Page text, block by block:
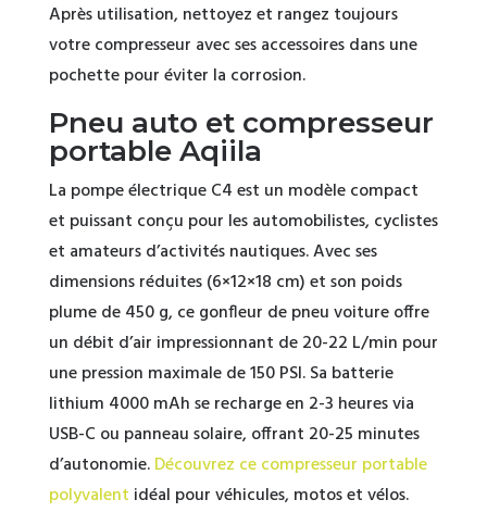
Après utilisation, nettoyez et rangez toujours
votre compresseur avec ses accessoires dans une
pochette pour éviter la corrosion.
Pneu auto et compresseur
portable Aqiila
La pompe électrique C4 est un modèle compact
et puissant conçu pour les automobilistes, cyclistes
et amateurs d’activités nautiques. Avec ses
dimensions réduites (6×12×18 cm) et son poids
plume de 450 g, ce gonfleur de pneu voiture offre
un débit d’air impressionnant de 20-22 L/min pour
une pression maximale de 150 PSI. Sa batterie
lithium 4000 mAh se recharge en 2-3 heures via
USB-C ou panneau solaire, offrant 20-25 minutes
d’autonomie.Découvrez ce compresseur portable
polyvalent idéal pour véhicules, motos et vélos.